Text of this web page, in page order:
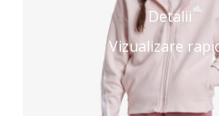
Detalii
Vizualizare